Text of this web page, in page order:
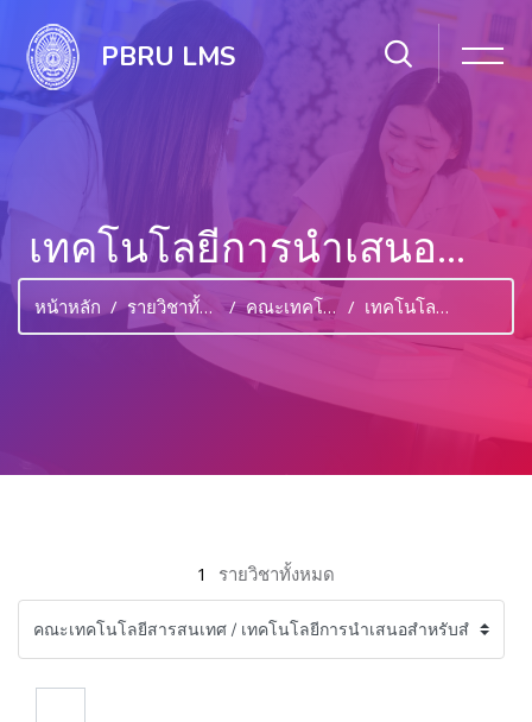
PBRU LMS
เทคโนโลยีการนำเสนอสำหรับสำนักงาน
หน้าหลัก รายวิชาทั้งหมด คณะเทคโนโลยีสารสนเทศ เทคโนโลยีการนำเสนอสำหรับสำนักงาน
1 รายวิชาทั้งหมด